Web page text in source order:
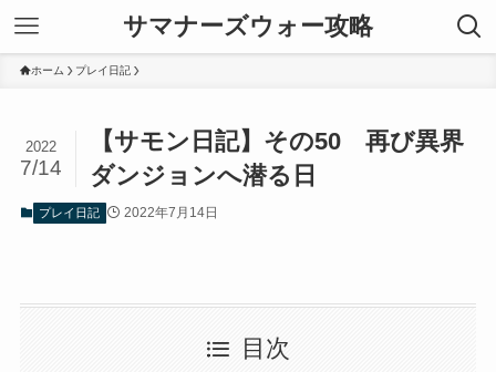
サマナーズウォー攻略
ホーム プレイ日記
【サモン日記】その50 再び異界
ダンジョンへ潜る日
2022
7/14
プレイ日記 2022年7月14日
目次